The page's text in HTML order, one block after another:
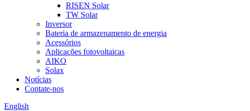
RISEN Solar
TW Solar
Inversor
Bateria de armazenamento de energia
Acessórios
Aplicações fotovoltaicas
AIKO
Solax
Notícias
Contate-nos
English